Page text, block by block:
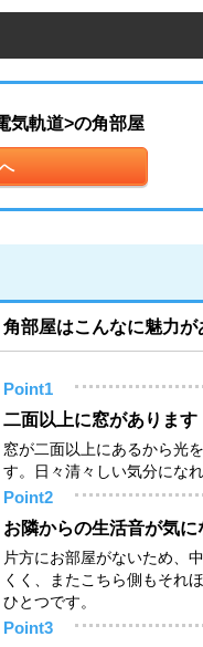
気軌道>の角部屋
角部屋はこんなに魅力が
Point1
二面以上に窓があります
窓が二面以上にあるから光
す。日々清々しい気分にな
Point2
お隣からの生活音が気
片方にお部屋がないため、
くく、またこちら側もそれ
ひとつです。
Point3